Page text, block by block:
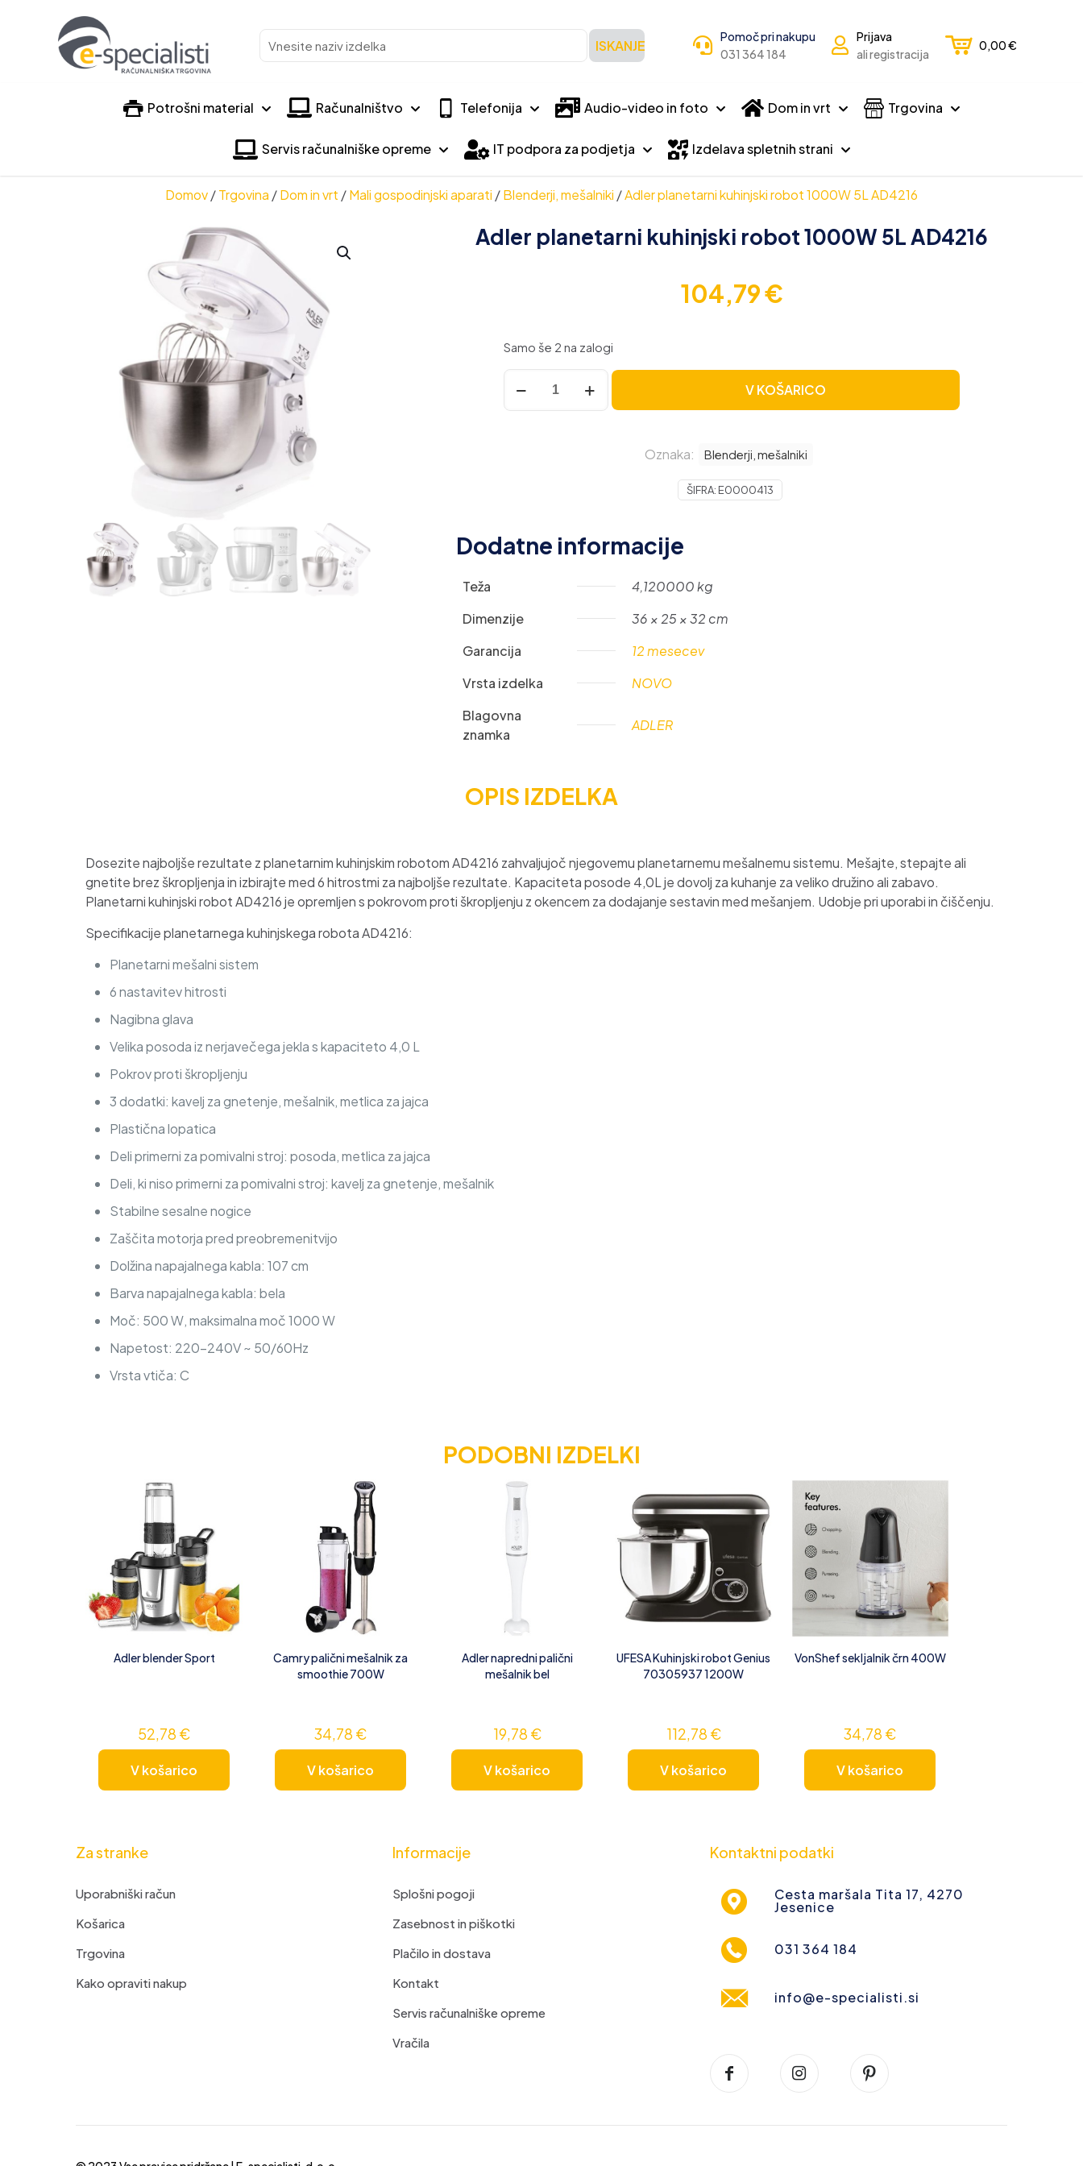
Vnesite
naziv
ISKANJE
Pomoč pri nakupu
031 364 184
Prijava
ali registracija
0,00€
Potrošni material Računalništvo Telefonija Audio-video in foto Dom in vrt Trgovina
Servis računalniške opreme IT podpora za podjetja Izdelava spletnih strani
Domov/Trgovina /Dom in vrt /Mali gospodinjski aparati /Blenderji, mešalniki /Adler planetarni kuhinjski robot 1000W 5L AD4216
Adler planetarni kuhinjski robot 1000W 5L AD4216
104,79€
Samo še 2 na zalogi
Adler
planetarni
kuhinjski
V KOŠARICO
Oznaka: Blenderji, mešalniki
ŠIFRA: E0000413
Dodatne informacije
Teža
4,120000 kg
Dimenzije
36 × 25 × 32 cm
Garancija
12 mesecev
Vrsta izdelka
NOVO
Blagovna
znamka
ADLER
OPIS IZDELKA
Dosezite najboljše rezultate z planetarnim kuhinjskim robotom AD4216 zahvaljujoč njegovemu planetarnemu mešalnemu sistemu. Mešajte, stepajte ali
gnetite brez škropljenja in izbirajte med 6 hitrostmi za najboljše rezultate. Kapaciteta posode 4,0L je dovolj za kuhanje za veliko družino ali zabavo.
Planetarni kuhinjski robot AD4216 je opremljen s pokrovom proti škropljenju z okencem za dodajanje sestavin med mešanjem. Udobje pri uporabi in čiščenju.
Specifikacije planetarnega kuhinjskega robota AD4216:
Planetarni mešalni sistem
6 nastavitev hitrosti
Nagibna glava
Velika posoda iz nerjavečega jekla s kapaciteto 4,0 L
Pokrov proti škropljenju
3 dodatki: kavelj za gnetenje, mešalnik, metlica za jajca
Plastična lopatica
Deli primerni za pomivalni stroj: posoda, metlica za jajca
Deli, ki niso primerni za pomivalni stroj: kavelj za gnetenje, mešalnik
Stabilne sesalne nogice
Zaščita motorja pred preobremenitvijo
Dolžina napajalnega kabla: 107 cm
Barva napajalnega kabla: bela
Moč: 500 W, maksimalna moč 1000 W
Napetost: 220-240V ~ 50/60Hz
Vrsta vtiča: C
PODOBNI IZDELKI
Adler blender Sport
52,78 €
V košarico
Camry palični mešalnik za
smoothie 700W
34,78 €
V košarico
Adler napredni palični
mešalnik bel
19,78 €
V košarico
UFESA Kuhinjski robot Genius
70305937 1200W
112,78 €
V košarico
VonShef sekljalnik črn 400W
34,78 €
V košarico
Za stranke
Uporabniški račun
Košarica
Trgovina
Kako opraviti nakup
Informacije
Splošni pogoji
Zasebnost in piškotki
Plačilo in dostava
Kontakt
Servis računalniške opreme
Vračila
Kontaktni podatki
Cesta maršala Tita 17, 4270
Jesenice
031 364 184
info@e-specialisti.si